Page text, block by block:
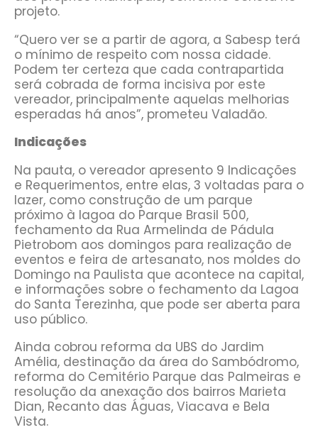
projeto.
“Quero ver se a partir de agora, a Sabesp terá
o mínimo de respeito com nossa cidade.
Podem ter certeza que cada contrapartida
será cobrada de forma incisiva por este
vereador, principalmente aquelas melhorias
esperadas há anos”, prometeu Valadão.
Indicações
Na pauta, o vereador apresento 9 Indicações
e Requerimentos, entre elas, 3 voltadas para o
lazer, como construção de um parque
próximo à lagoa do Parque Brasil 500,
fechamento da Rua Armelinda de Pádula
Pietrobom aos domingos para realização de
eventos e feira de artesanato, nos moldes do
Domingo na Paulista que acontece na capital,
e informações sobre o fechamento da Lagoa
do Santa Terezinha, que pode ser aberta para
uso público.
Ainda cobrou reforma da UBS do Jardim
Amélia, destinação da área do Sambódromo,
reforma do Cemitério Parque das Palmeiras e
resolução da anexação dos bairros Marieta
Dian, Recanto das Águas, Viacava e Bela
Vista.